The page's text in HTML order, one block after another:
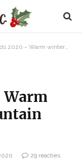
~ Warm winters in een Mountain Lodge
Warm
29 reacties